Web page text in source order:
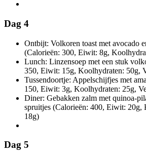
Dag 4
Ontbijt: Volkoren toast met avocado
(Calorieën: 300, Eiwit: 8g,
Lunch: Linzensoep met een stuk
350, Eiwit: 15g, Koolhydraten: 50g,
Tussendoortje: Appelschijfjes met
150, Eiwit: 3g, Koolhydraten: 25g,
Diner: Gebakken zalm met quinoa-
spruitjes (Calorieën: 400, Eiwit: 20g,
18g)
Dag 5